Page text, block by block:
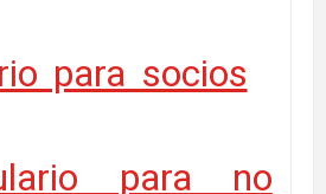
para socios
para no